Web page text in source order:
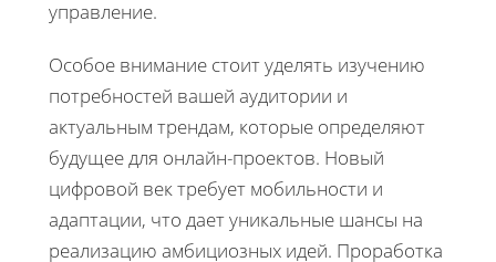
управление.
Особое внимание стоит уделять изучению
потребностей вашей аудитории и
актуальным трендам, которые определяют
будущее для онлайн-проектов. Новый
цифровой век требует мобильности и
адаптации, что дает уникальные шансы на
реализацию амбициозных идей. Проработка